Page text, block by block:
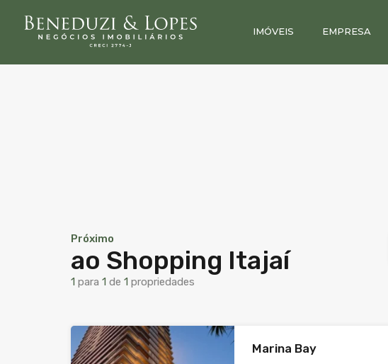
IMÓVEIS EMPRESA
Próximo
ao Shopping Itajaí
1 para 1 de 1 propriedades
Marina Bay